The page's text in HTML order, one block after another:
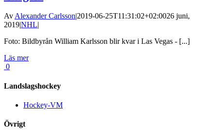
AvAlexander Carlsson|2019-06-25T11:31:02+02:0026 juni,
2019|NHL|
Foto: Bildbyrån William Karlsson blir kvar i Las Vegas - [...]
Läs mer
0
Landslagshockey
Hockey-VM
Övrigt